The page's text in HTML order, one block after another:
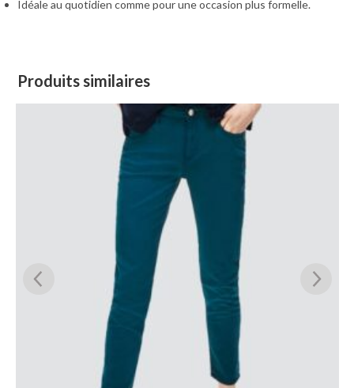
Idéale au quotidien comme pour une occasion plus formelle.
Produits similaires